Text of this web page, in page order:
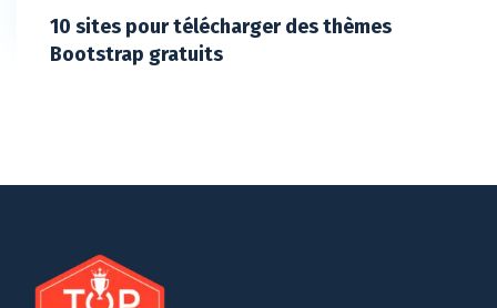
10 sites pour télécharger des thèmes
Bootstrap gratuits